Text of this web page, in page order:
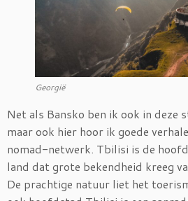
Georgië
Net als Bansko ben ik ook in deze
maar ook hier hoor ik goede
nomad-netwerk. Tbilisi is de
land dat grote bekendheid kreeg
De prachtige natuur liet het